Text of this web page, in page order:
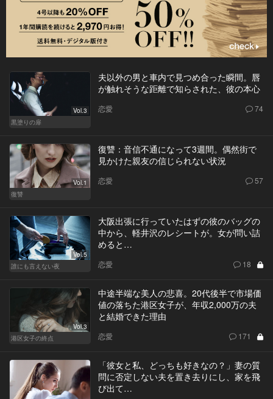
Vol.3
黒塗りの扉
夫以外の男と車内で見つめ合った瞬間。唇
が触れそうな距離で知らされた、彼の本心
恋愛 74
Vol.1
復讐
復讐：音信不通になって3週間。偶然街で
見かけた親友の信じられない状況
恋愛 57
Vol.5
誰にも言えない夜
大阪出張に行っていたはずの彼のバッグの
中から、軽井沢のレシートが。女が問い詰
めると…
恋愛 18
Vol.3
港区女子の終点
中途半端な美人の悲喜。20代後半で市場価
値の落ちた港区女子が、年収2,000万の夫
と結婚できた理由
恋愛 171
「彼女と私、どっちも好きなの？」妻の質
問に否定しない夫を置き去りにし、家を飛
び出て…